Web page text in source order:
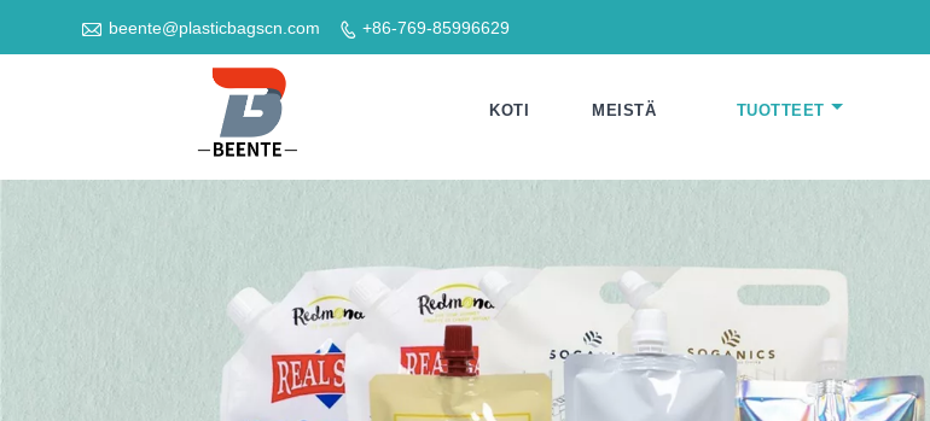
 beente@plasticbagscn.com  +86-769-85996629
KOTI MEISTÄ TUOTTEET